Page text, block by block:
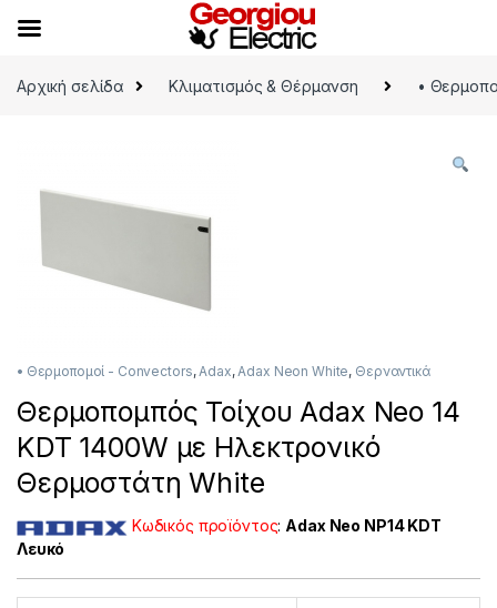
Αρχική σελίδα
Κλιματισμός & Θέρμανση •
• Θερμοπομοί - Convectors,Adax,Adax Neon White, Θερναντικά
Θερμοπομπός Τοίχου Adax Neo 14
KDT 1400W με Ηλεκτρονικό
Θερμοστάτη White
Κωδικός προϊόντος: Adax Neo NP14 KDT
Λευκό